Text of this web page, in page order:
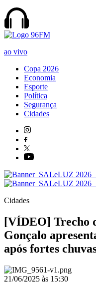
ao vivo
Copa 2026
Economia
Esporte
Política
Segurança
Cidades
Cidades
[VÍDEO] Trecho
Gonçalo
após fortes
21/06/2025 às 15:30